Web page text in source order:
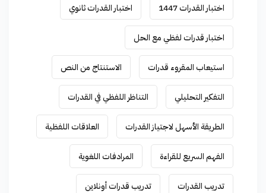
اختبار القدرات 1447 اختبار القدرات ثانوي
اختبار قدرات لفظي مع الحل
استيعاب المقروء قدرات الاستنتاج من النص
التفكير التحليلي التناظر اللفظي في القدرات
الطريقة الأسهل لاجتياز القدرات العلاقات اللفظية
الفهم السريع للقراءة المرادفات اللغوية
تدريب القدرات تدريب قدرات أونلاين